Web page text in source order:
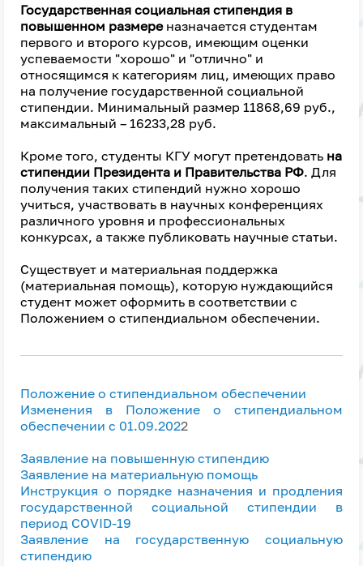
Государственная социальная стипендия в
повышенном размереназначается студентам
первого и второго курсов, имеющим оценки
успеваемости "хорошо" и "отлично" и
относящимся к категориям лиц, имеющих право
на получение государственной социальной
стипендии. Минимальный размер 11868,69 руб.,
максимальный – 16233,28 руб.
Кроме того, студенты КГУ могут претендовать на
стипендии Президента и Правительства РФ. Для
получения таких стипендий нужно хорошо
учиться, участвовать в научных конференциях
различного уровня и профессиональных
конкурсах, а также публиковать научные статьи.
Существует и материальная поддержка
(материальная помощь), которую нуждающийся
студент может оформить в соответствии с
Положением о стипендиальном обеспечении.
Положение о стипендиальном обеспечении
Изменения в Положение о стипендиальном
обеспечении с 01.09.2022
Заявление на повышенную стипендию
Заявление на материальную помощь
Инструкция о порядке назначения и продления
государственной социальной стипендии в
период COVID-19
Заявление на государственную социальную
стипендию